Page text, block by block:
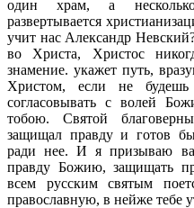
один храм, а
развертывается
учит нас Александр
во Христа, Христос
знамение. укажет путь,
Христом, если не
согласовывать с волей
тобою. Святой
защищал правду и готов
ради нее. И я призываю
правду Божию, защищать
всем русским святым
православную, в нейже тебе